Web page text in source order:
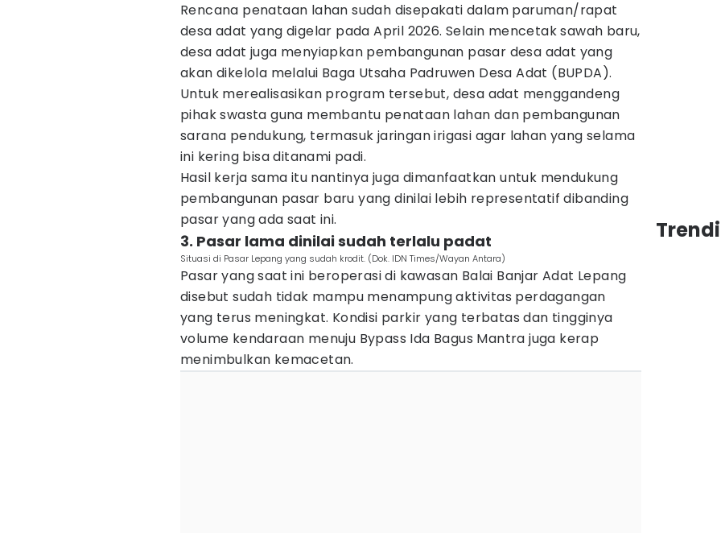
Rencana penataan lahan sudah disepakati dalam paruman/rapat
desa adat yang digelar pada April 2026. Selain mencetak sawah baru,
desa adat juga menyiapkan pembangunan pasar desa adat yang
akan dikelola melalui Baga Utsaha Padruwen Desa Adat (BUPDA).
Untuk merealisasikan program tersebut, desa adat menggandeng
pihak swasta guna membantu penataan lahan dan pembangunan
sarana pendukung, termasuk jaringan irigasi agar lahan yang selama
ini kering bisa ditanami padi.
Hasil kerja sama itu nantinya juga dimanfaatkan untuk mendukung
pembangunan pasar baru yang dinilai lebih representatif dibanding
pasar yang ada saat ini.
3. Pasar lama dinilai sudah terlalu padat
Situasi di Pasar Lepang yang sudah krodit. (Dok. IDN Times/Wayan Antara)
Pasar yang saat ini beroperasi di kawasan Balai Banjar Adat Lepang
disebut sudah tidak mampu menampung aktivitas perdagangan
yang terus meningkat. Kondisi parkir yang terbatas dan tingginya
volume kendaraan menuju Bypass Ida Bagus Mantra juga kerap
menimbulkan kemacetan.